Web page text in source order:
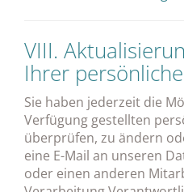
VIII.
Ihrer
Sie haben jederzeit die
Verfügung gestellten
überprüfen, zu ändern
eine E-Mail an unseren
oder einen anderen